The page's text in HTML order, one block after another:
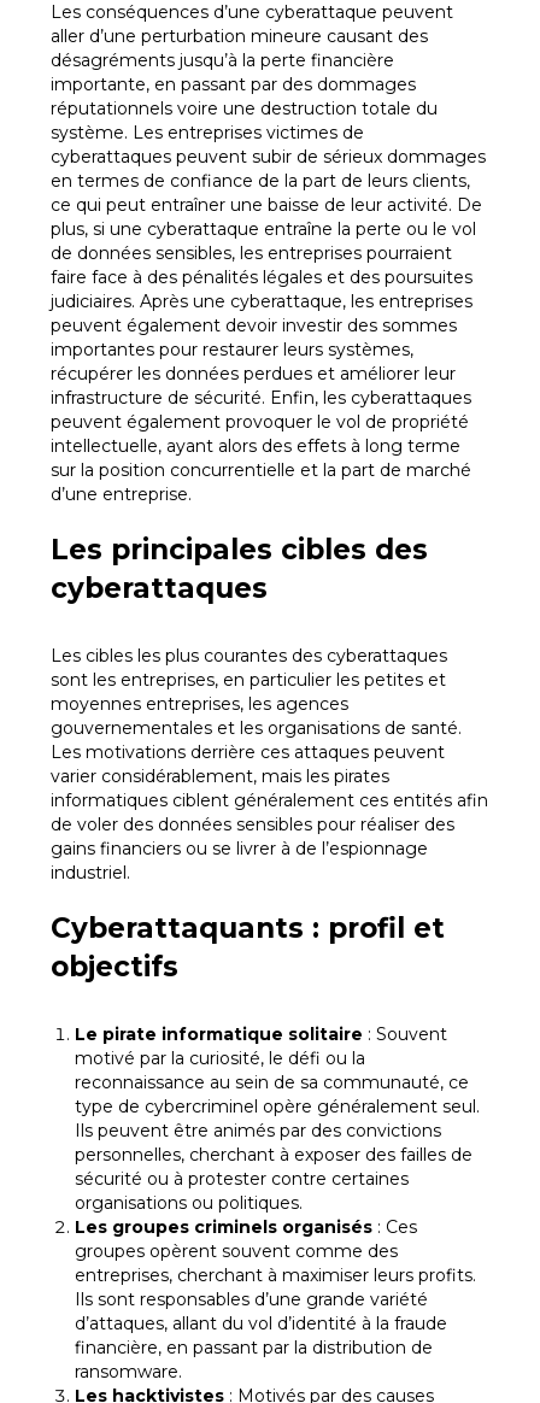
Les conséquences d’une cyberattaque peuvent
aller d’une perturbation mineure causant des
désagréments jusqu’à la perte financière
importante, en passant par des dommages
réputationnels voire une destruction totale du
système. Les entreprises victimes de
cyberattaques peuvent subir de sérieux dommages
en termes de confiance de la part de leurs clients,
ce qui peut entraîner une baisse de leur activité. De
plus, si une cyberattaque entraîne la perte ou le vol
de données sensibles, les entreprises pourraient
faire face à des pénalités légales et des poursuites
judiciaires. Après une cyberattaque, les entreprises
peuvent également devoir investir des sommes
importantes pour restaurer leurs systèmes,
récupérer les données perdues et améliorer leur
infrastructure de sécurité. Enfin, les cyberattaques
peuvent également provoquer le vol de propriété
intellectuelle, ayant alors des effets à long terme
sur la position concurrentielle et la part de marché
d’une entreprise.
Les principales cibles des
cyberattaques
Les cibles les plus courantes des cyberattaques
sont les entreprises, en particulier les petites et
moyennes entreprises, les agences
gouvernementales et les organisations de santé.
Les motivations derrière ces attaques peuvent
varier considérablement, mais les pirates
informatiques ciblent généralement ces entités afin
de voler des données sensibles pour réaliser des
gains financiers ou se livrer à de l’espionnage
industriel.
Cyberattaquants : profil et
objectifs
Le pirate informatique solitaire : Souvent
motivé par la curiosité, le défi ou la
reconnaissance au sein de sa communauté, ce
type de cybercriminel opère généralement seul.
Ils peuvent être animés par des convictions
personnelles, cherchant à exposer des failles de
sécurité ou à protester contre certaines
organisations ou politiques.
Les groupes criminels organisés : Ces
groupes opèrent souvent comme des
entreprises, cherchant à maximiser leurs profits.
Ils sont responsables d’une grande variété
d’attaques, allant du vol d’identité à la fraude
financière, en passant par la distribution de
ransomware.
Les hacktivistes : Motivés par des causes